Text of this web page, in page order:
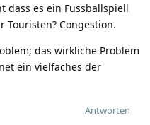
dass es ein Fussballspiell
Congestion.
das wirkliche Problem
ein vielfaches der
Antworten